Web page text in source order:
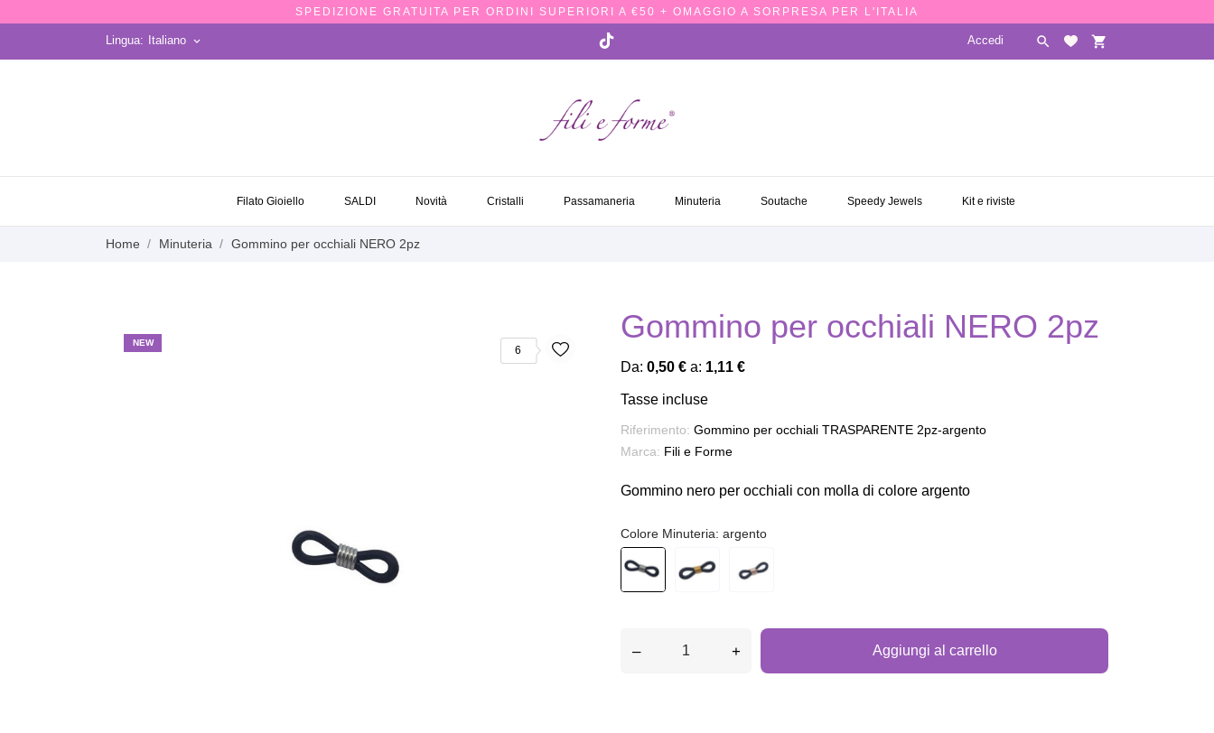
SPEDIZIONE GRATUITA PER ORDINI SUPERIORI A €50 + OMAGGIO A SORPRESA PER L'ITALIA
Lingua: Italiano keyboard_arrow_down Accedi  shopping_cart
Filato Gioiello SALDI Novità Cristalli Passamaneria Minuteria Soutache Speedy Jewels Kit e riviste
Home Minuteria Gommino per occhiali NERO 2pz
NEW
6
Gommino per occhiali NERO 2pz
Da: 0,50 € a: 1,11 €
Tasse incluse
Riferimento: Gommino per occhiali TRASPARENTE 2pz-argento
Marca: Fili e Forme
Gommino nero per occhiali con molla di colore argento
Colore Minuteria: argento
– + Aggiungi al carrello